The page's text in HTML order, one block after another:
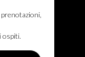
ospiti.